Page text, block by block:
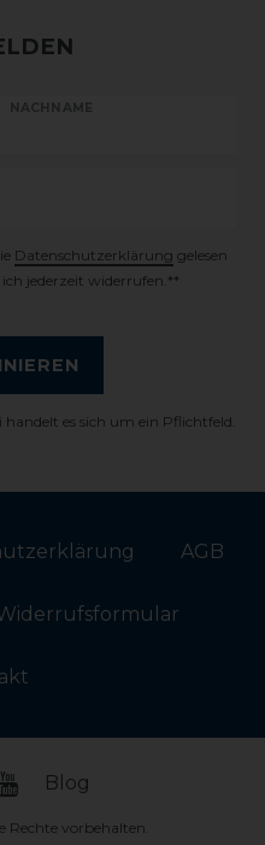
NACHNAME
Daten­schutz­erklärung gelesen
jederzeit widerrufen.**
handelt es sich um ein Pflichtfeld.
AGB
Blog
vorbehalten.